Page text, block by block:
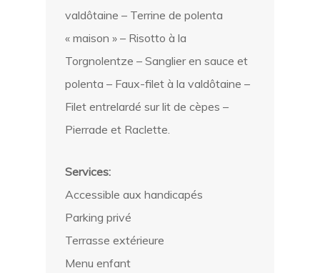
valdôtaine – Terrine de polenta
« maison » – Risotto à la
Torgnolentze – Sanglier en sauce et
polenta – Faux-filet à la valdôtaine –
Filet entrelardé sur lit de cèpes –
Pierrade et Raclette.
Services:
Accessible aux handicapés
Parking privé
Terrasse extérieure
Menu enfant